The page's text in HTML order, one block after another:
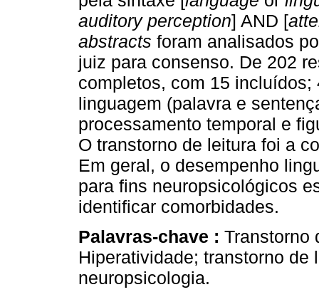
auditory perception] AND [
abstracts foram analisados
juiz para consenso. De 202
completos, com 15
linguagem (palavra e
processamento temporal e
O transtorno de leitura foi a
Em geral, o desempenho
para fins neuropsicológicos
identificar comorbidades.
Palavras-chave : Transtorno
Hiperatividade; transtorno
neuropsicologia.